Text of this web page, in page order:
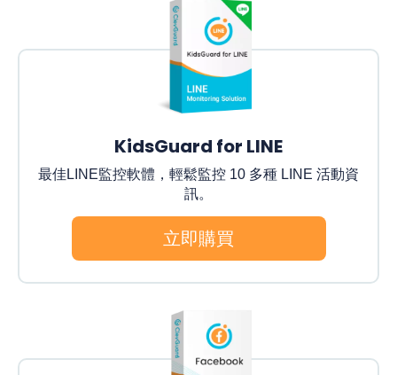
KidsGuard for LINE
最佳LINE監控軟體，輕鬆監控 10 多種 LINE 活動資
訊。
立即購買